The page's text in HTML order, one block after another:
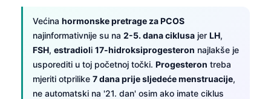
Većina hormonske pretrage za PCOS
najinformativnije su na 2-5. dana ciklusa jer LH,
FSH, estradioli 17-hidroksiprogesteron najlakše je
usporediti u toj početnoj točki. Progesteron treba
mjeriti otprilike 7 dana prije sljedeće menstruacije,
ne automatski na '21. dan' osim ako imate ciklus